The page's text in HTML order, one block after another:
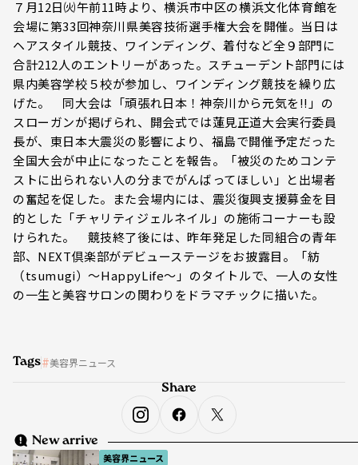
７月12日㈫午前11時より、横浜市中区の横浜文化体育館を
会場に第33回神奈川県美容技術選手権大会を開催。当日は
ヘアスタイル競技、ワインディング、着付など全９部門に
合計212人のエントリーがあった。スチューデント部門には
県内美容学校５校が参加し、ワインディング競技を繰り広
げた。 同大会は「頑張れ日本！神奈川から元気を!!」の
スローガンが掲げられ、開会式では蓮見正道大会実行委員
長が、東日本大震災の影響により、福島で開催予定だった
全国大会が中止になったことを報告。「被災のためコンテ
ストに出られない人の分までがんばってほしい」と出場者
の奮起を促した。また会場内には、震災復興支援募金を目
的とした「チャリティジェルネイル」の施術コーナーも設
けられた。 競技終了後には、昨年発足した同組合の青年
部、NEXT倶楽部がデビューステージをお披露目。「紡
（tsumugi）〜HappyLife〜」のタイトルで、一人の女性
の一生と美容サロンの関わりをドラマチックに描いた。
Tags 美容界ニュース
New arrive
美容界ニュース
Share